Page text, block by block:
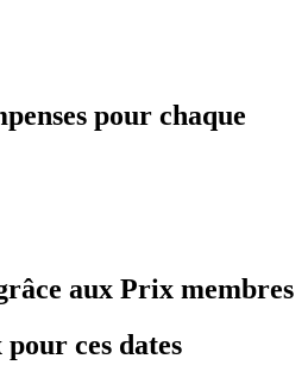
pour chaque
aux Prix membres
ces dates